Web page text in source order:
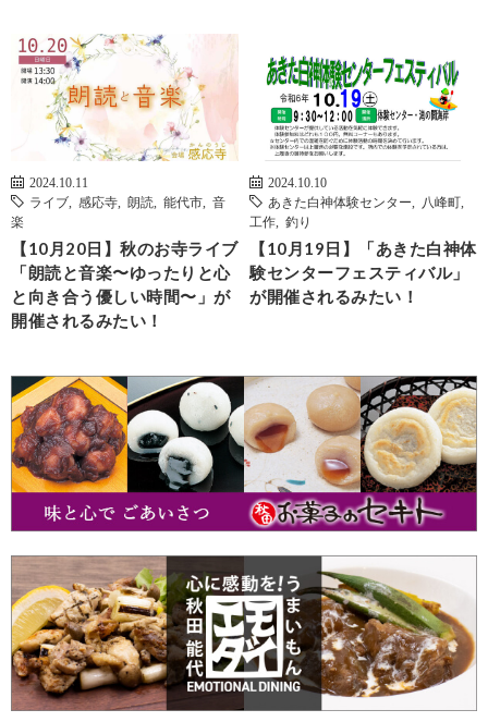
2024.10.11
ライブ
感応寺 朗読 能代市
音
楽
【10月20日】秋のお寺ライブ
「朗読と音楽〜ゆったりと心
と向き合う優しい時間〜」が
開催されるみたい！
2024.10.10
あきた白神体験センター
八峰町
工作
釣り
【10月19日】「あきた白神体
験センターフェスティバル」
が開催されるみたい！